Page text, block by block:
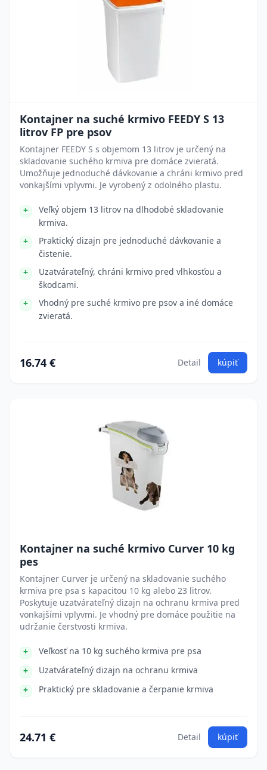
Kontajner na suché krmivo FEEDY S 13
litrov FP pre psov
Kontajner FEEDY S s objemom 13 litrov je určený na
skladovanie suchého krmiva pre domáce zvieratá.
Umožňuje jednoduché dávkovanie a chráni krmivo pred
vonkajšími vplyvmi. Je vyrobený z odolného plastu.
Veľký objem 13 litrov na dlhodobé skladovanie
krmiva.
Praktický dizajn pre jednoduché dávkovanie a
čistenie.
Uzatvárateľný, chráni krmivo pred vlhkosťou a
škodcami.
Vhodný pre suché krmivo pre psov a iné domáce
zvieratá.
16.74 € Detail kúpiť
Kontajner na suché krmivo Curver 10 kg
pes
Kontajner Curver je určený na skladovanie suchého
krmiva pre psa s kapacitou 10 kg alebo 23 litrov.
Poskytuje uzatvárateľný dizajn na ochranu krmiva pred
vonkajšími vplyvmi. Je vhodný pre domáce použitie na
udržanie čerstvosti krmiva.
Veľkosť na 10 kg suchého krmiva pre psa
Uzatvárateľný dizajn na ochranu krmiva
Praktický pre skladovanie a čerpanie krmiva
24.71 € Detail kúpiť